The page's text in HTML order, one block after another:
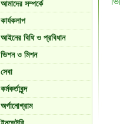
আমাদের সম্পর্কে
কার্যকলাপ
আইনের বিধি ও প্রবিধান
ভিশন ও মিশন
সেবা
কর্মকর্তাবৃন্দ
অর্গানোগ্রাম